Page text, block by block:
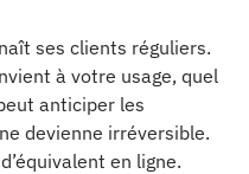
ses clients réguliers.
à votre usage, quel
anticiper les
devienne irréversible.
en ligne.